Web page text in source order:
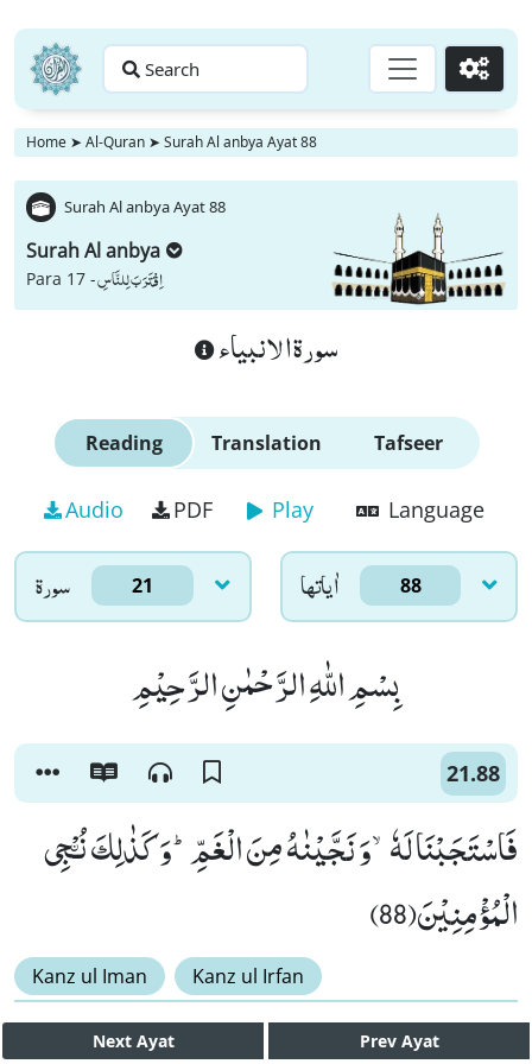
Search Go
Home ➤ Al-Quran ➤ Surah Al anbya Ayat 88
Surah Al anbya Ayat 88
Surah Al anbya
Para 17 -اِقْتَرَبَ لِلنَّاسِ
سورة الانبياء
Reading Translation Tafseer
Audio PDF Play Language
سورۃ 21 اٰياتها 88
بِسْمِ اللّٰهِ الرَّحْمٰنِ الرَّحِیْمِ
21.88
فَاسْتَجَبْنَا لَهٗۙ-وَ نَجَّیْنٰهُ مِنَ الْغَمِّؕ-وَ كَذٰلِكَ نُـْۨجِی
الْمُؤْمِنِیْنَ(88)
Kanz ul Iman Kanz ul Irfan
Next Ayat Prev Ayat